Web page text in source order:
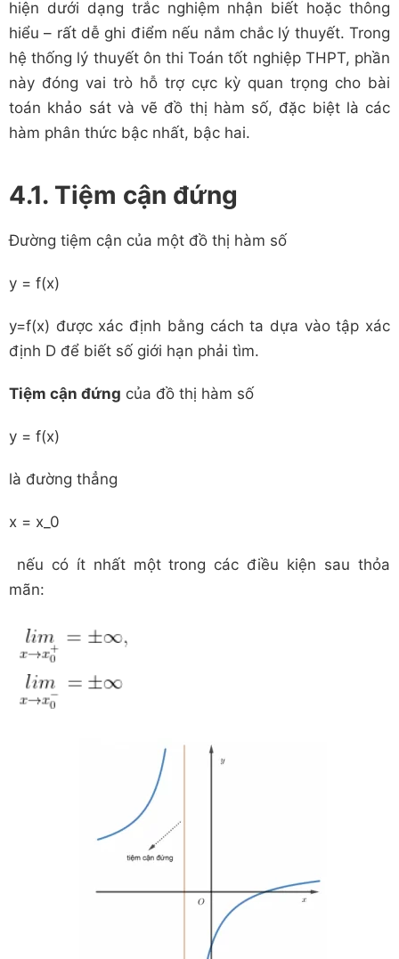
hiện dưới dạng trắc nghiệm nhận biết hoặc thông
hiểu – rất dễ ghi điểm nếu nắm chắc lý thuyết. Trong
hệ thống lý thuyết ôn thi Toán tốt nghiệp THPT, phần
này đóng vai trò hỗ trợ cực kỳ quan trọng cho bài
toán khảo sát và vẽ đồ thị hàm số, đặc biệt là các
hàm phân thức bậc nhất, bậc hai.
4.1. Tiệm cận đứng
Đường tiệm cận của một đồ thị hàm số
y = f(x)
y=f(x) được xác định bằng cách ta dựa vào tập xác
định D để biết số giới hạn phải tìm.
Tiệm cận đứng của đồ thị hàm số
y = f(x)
là đường thẳng
x = x_0
nếu có ít nhất một trong các điều kiện sau thỏa
mãn: